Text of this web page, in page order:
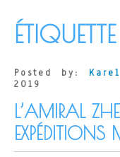
Posted by:
2019
L’AMIRAL